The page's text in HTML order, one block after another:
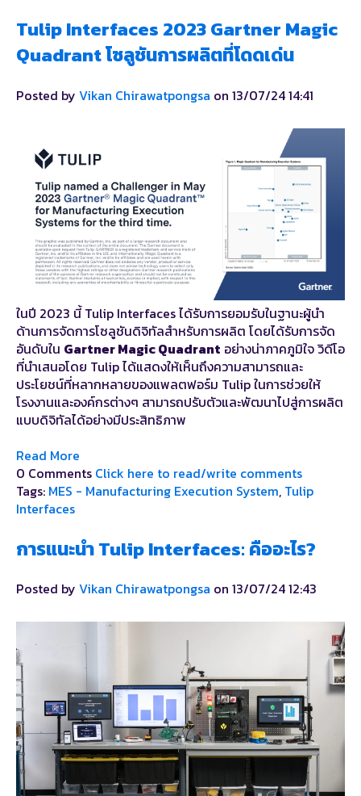
Tulip Interfaces 2023 Gartner Magic
Quadrant โซลูชันการผลิตที่โดดเด่น
Posted by Vikan Chirawatpongsa on 13/07/24 14:41
ในปี 2023 นี้ Tulip Interfaces ได้รับการยอมรับในฐานะผู้นำ
ด้านการจัดการโซลูชันดิจิทัลสำหรับการผลิต โดยได้รับการจัด
อันดับใน Gartner Magic Quadrant อย่างน่าภาคภูมิใจ วิดีโอ
ที่นำเสนอโดย Tulip ได้แสดงให้เห็นถึงความสามารถและ
ประโยชน์ที่หลากหลายของแพลตฟอร์ม Tulip ในการช่วยให้
โรงงานและองค์กรต่างๆ สามารถปรับตัวและพัฒนาไปสู่การผลิต
แบบดิจิทัลได้อย่างมีประสิทธิภาพ
Read More
0 Comments Click here to read/write comments
Tags: MES - Manufacturing Execution System, Tulip
Interfaces
การแนะนำ Tulip Interfaces: คืออะไร?
Posted by Vikan Chirawatpongsa on 13/07/24 12:43